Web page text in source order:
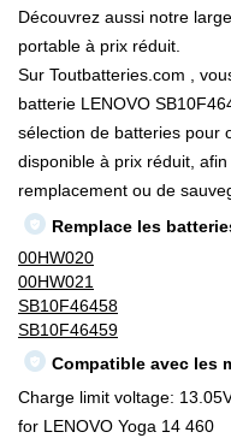
Découvrez aussi notre
portable à prix réduit.
Sur Toutbatteries.com ,
batterie LENOVO
sélection de batteries pour
disponible à prix réduit,
remplacement ou de
Remplace les
00HW020
00HW021
SB10F46458
SB10F46459
Compatible avec les
Charge limit voltage:
for LENOVO Yoga 14 460